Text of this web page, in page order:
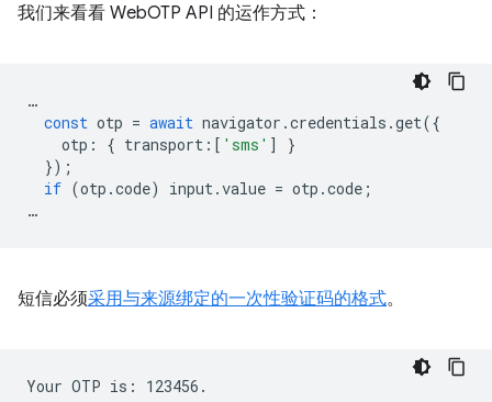
我们来看看 WebOTP API 的运作方式：
…
const otp = await navigator .credentials .get({
otp : { transport : [ 'sms' ]
}
});
if (otp .code) input .value = otp .code ;
…
短信必须采用与来源绑定的一次性验证码的格式。
Your OTP is: 123456.